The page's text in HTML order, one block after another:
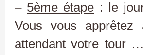
– 5ème étape : le
Vous vous
attendant votre tour